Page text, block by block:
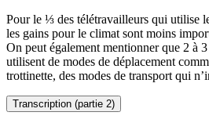
Pour le ⅓ des télétravailleurs qui utilise
les gains pour le climat sont moins
On peut également mentionner que 2 à
utilisent de modes de déplacement
trottinette, des modes de transport qui
Transcription (partie 2)